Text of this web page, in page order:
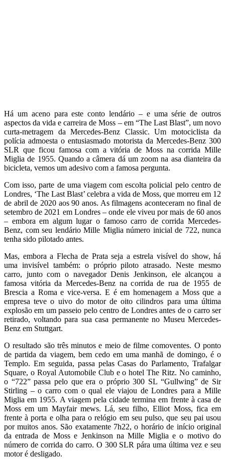
Há um aceno para este conto lendário – e uma série de outros
aspectos da vida e carreira de Moss – em “The Last Blast”, um novo
curta-metragem da Mercedes-Benz Classic. Um motociclista da
polícia admoesta o entusiasmado motorista da Mercedes-Benz 300
SLR que ficou famosa com a vitória de Moss na corrida Mille
Miglia de 1955. Quando a câmera dá um zoom na asa dianteira da
bicicleta, vemos um adesivo com a famosa pergunta.
Com isso, parte de uma viagem com escolta policial pelo centro de
Londres, ‘The Last Blast’ celebra a vida de Moss, que morreu em 12
de abril de 2020 aos 90 anos. As filmagens aconteceram no final de
setembro de 2021 em Londres – onde ele viveu por mais de 60 anos
– embora em algum lugar o famoso carro de corrida Mercedes-
Benz, com seu lendário Mille Miglia número inicial de 722, nunca
tenha sido pilotado antes.
Mas, embora a Flecha de Prata seja a estrela visível do show, há
uma invisível também: o próprio piloto atrasado. Neste mesmo
carro, junto com o navegador Denis Jenkinson, ele alcançou a
famosa vitória da Mercedes-Benz na corrida de rua de 1955 de
Brescia a Roma e vice-versa. E é em homenagem a Moss que a
empresa teve o uivo do motor de oito cilindros para uma última
explosão em um passeio pelo centro de Londres antes de o carro ser
retirado, voltando para sua casa permanente no Museu Mercedes-
Benz em Stuttgart.
O resultado são três minutos e meio de filme comoventes. O ponto
de partida da viagem, bem cedo em uma manhã de domingo, é o
Templo. Em seguida, passa pelas Casas do Parlamento, Trafalgar
Square, o Royal Automobile Club e o hotel The Ritz. No caminho,
o “722” passa pelo que era o próprio 300 SL “Gullwing” de Sir
Stirling – o carro com o qual ele viajou de Londres para a Mille
Miglia em 1955. A viagem pela cidade termina em frente à casa de
Moss em um Mayfair mews. Lá, seu filho, Elliot Moss, fica em
frente à porta e olha para o relógio em seu pulso, que seu pai usou
por muitos anos. São exatamente 7h22, o horário de início original
da entrada de Moss e Jenkinson na Mille Miglia e o motivo do
número de corrida do carro. O 300 SLR pára uma última vez e seu
motor é desligado.